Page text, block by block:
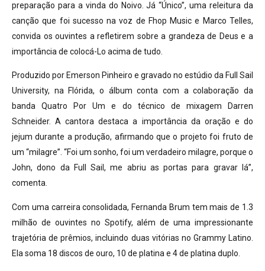
preparação para a vinda do Noivo. Já “Único”, uma releitura da
canção que foi sucesso na voz de Fhop Music e Marco Telles,
convida os ouvintes a refletirem sobre a grandeza de Deus e a
importância de colocá-Lo acima de tudo.
Produzido por Emerson Pinheiro e gravado no estúdio da Full Sail
University, na Flórida, o álbum conta com a colaboração da
banda Quatro Por Um e do técnico de mixagem Darren
Schneider. A cantora destaca a importância da oração e do
jejum durante a produção, afirmando que o projeto foi fruto de
um “milagre”. “Foi um sonho, foi um verdadeiro milagre, porque o
John, dono da Full Sail, me abriu as portas para gravar lá”,
comenta.
Com uma carreira consolidada, Fernanda Brum tem mais de 1.3
milhão de ouvintes no Spotify, além de uma impressionante
trajetória de prêmios, incluindo duas vitórias no Grammy Latino.
Ela soma 18 discos de ouro, 10 de platina e 4 de platina duplo.